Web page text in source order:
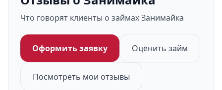
Что говорят клиенты о займах Занимайка
Оформить заявку Оценить займ
Посмотреть мои отзывы